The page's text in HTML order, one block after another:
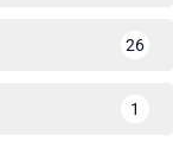
26
1